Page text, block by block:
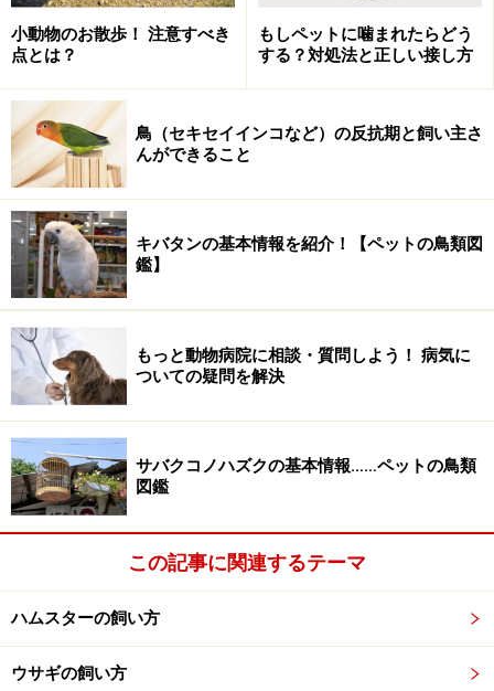
小動物のお散歩！ 注意すべき
点とは？
もしペットに噛まれたらどう
する？対処法と正しい接し方
鳥（セキセイインコなど）の反抗期と飼い主さ
んができること
キバタンの基本情報を紹介！【ペットの鳥類図
鑑】
もっと動物病院に相談・質問しよう！ 病気に
ついての疑問を解決
サバクコノハズクの基本情報……ペットの鳥類
図鑑
この記事に関連するテーマ
ハムスターの飼い方
ウサギの飼い方